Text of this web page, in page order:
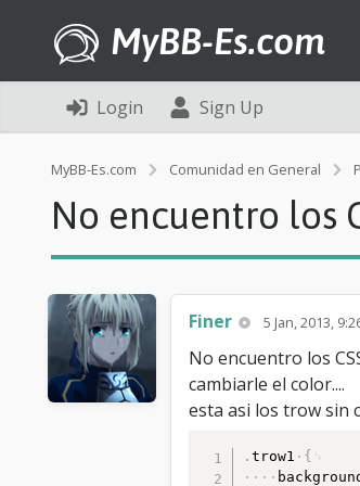
MyBB-Es.com
Login
Sign Up
MyBB-Es.com Comunidad en General
No encuentro los
Finer 5 Jan, 2013,
No encuentro los
cambiarle el color....
esta asi los trow sin
.trow1
{